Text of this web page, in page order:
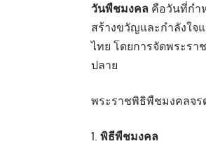
วันพืชมงคล คือวันที่กำ
สร้างขวัญและกำลังใจ
ไทย โดยการจัดพระร
ปลาย
พระราชพิธิพืชมงคลจ
พิธีพืชมงคล